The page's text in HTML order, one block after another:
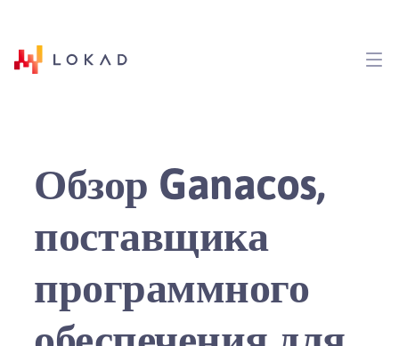
Обзор Ganacos,
поставщика
программного